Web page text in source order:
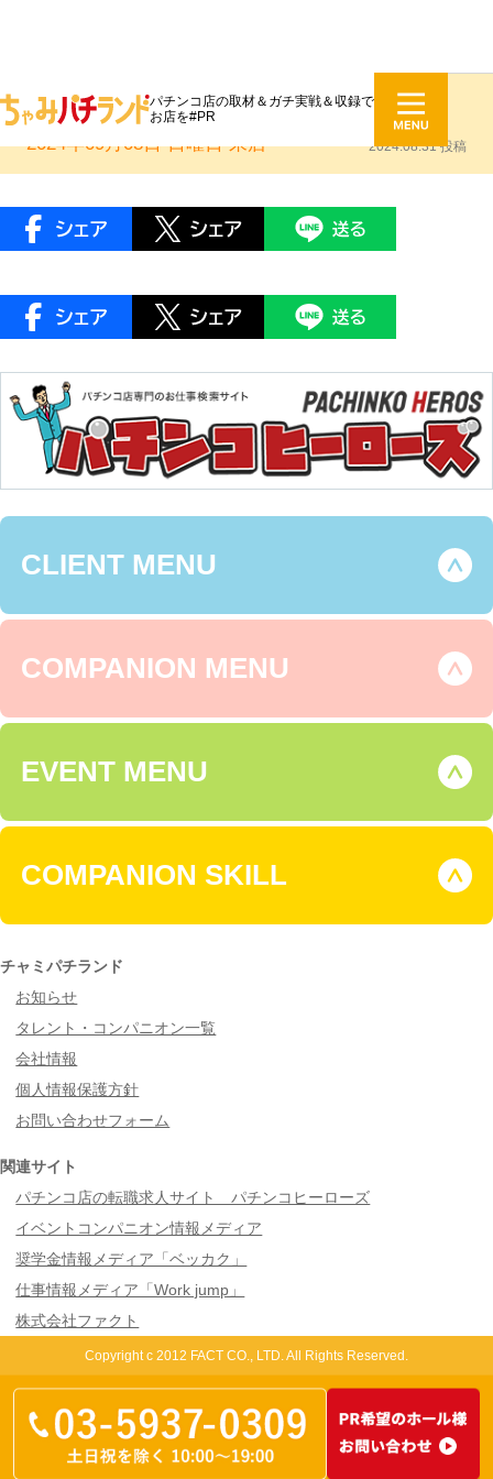
パチンコ店の取材＆ガチ実戦＆収録で
お店を#PR
ミカド吉良吉田
2024年09月08日 日曜日 来店 2024.08.31 投稿
CLIENT MENU
COMPANION MENU
EVENT MENU
COMPANION SKILL
チャミパチランド
お知らせ
タレント・コンパニオン一覧
会社情報
個人情報保護方針
お問い合わせフォーム
関連サイト
パチンコ店の転職求人サイト パチンコヒーローズ
イベントコンパニオン情報メディア
奨学金情報メディア「ベッカク」
仕事情報メディア「Work jump」
株式会社ファクト
Copyright c 2012 FACT CO., LTD. All Rights Reserved.